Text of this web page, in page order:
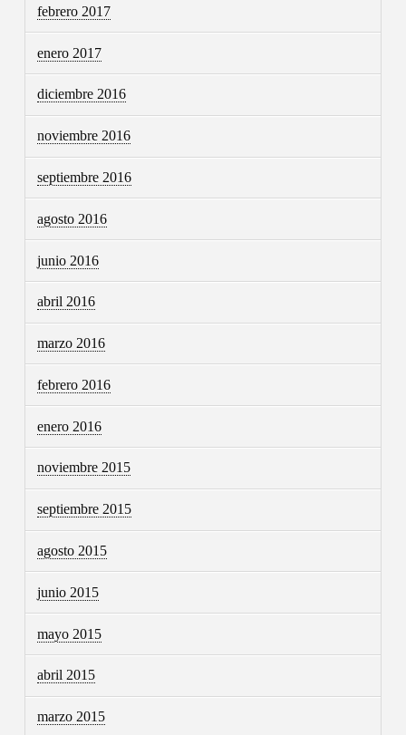
febrero 2017
enero 2017
diciembre 2016
noviembre 2016
septiembre 2016
agosto 2016
junio 2016
abril 2016
marzo 2016
febrero 2016
enero 2016
noviembre 2015
septiembre 2015
agosto 2015
junio 2015
mayo 2015
abril 2015
marzo 2015